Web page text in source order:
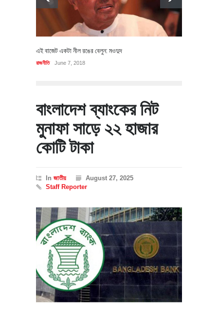
এই বাজেট একটা নীল রঙের বেলুন: মওদুদ
রাজনীতি June 7, 2018
বাংলাদেশ ব্যাংকের নিট
মুনাফা সাড়ে ২২ হাজার
কোটি টাকা
In জাতীয়
August 27, 2025
Staff Reporter